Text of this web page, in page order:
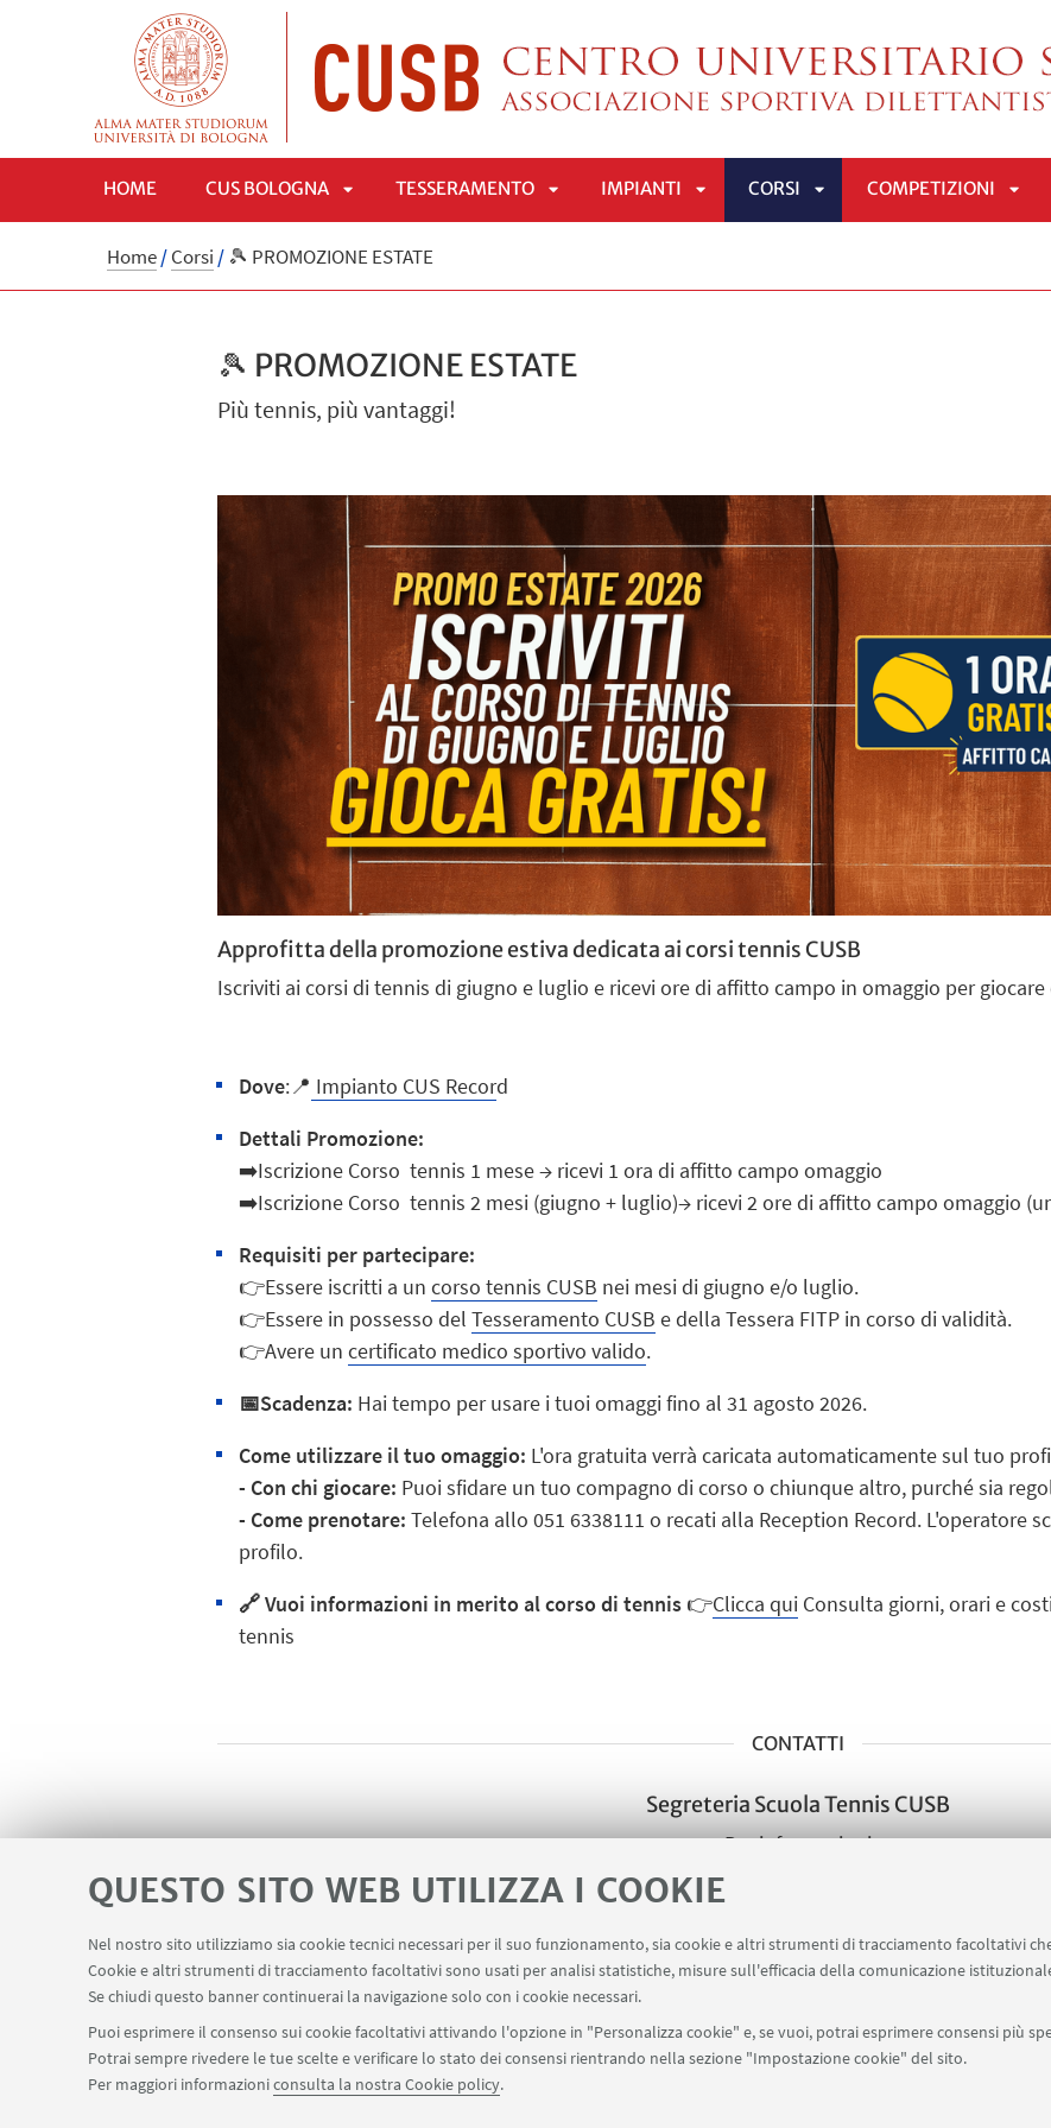
QUESTO SITO WEB UTILIZZA I COOKIE
Nel nostro sito utilizziamo sia cookie tecnici necessari per il suo funzionamento, sia cookie e altri strumenti di tracciamento facoltativi
Cookie e altri strumenti di tracciamento facoltativi sono usati per analisi statistiche, misure sull'efficacia della comunicazione
Se chiudi questo banner continuerai la navigazione solo con i cookie necessari.
Puoi esprimere il consenso sui cookie facoltativi attivando l'opzione in "Personalizza cookie" e, se vuoi, potrai esprimere consensi più
Potrai sempre rivedere le tue scelte e verificare lo stato dei consensi rientrando nella sezione "Impostazione cookie" del sito.
Per maggiori informazioniconsulta la nostra Cookie policy.
HOME CUS BOLOGNA
APRI
TESSERAMENTO IMPIANTI CORSI COMPETIZIONI
Home/Corsi / 🎾 PROMOZIONE ESTATE
🎾 PROMOZIONE ESTATE
Più tennis, più vantaggi!
Approfitta della promozione estiva dedicata ai corsi tennis CUSB
Iscriviti ai corsi di tennis di giugno e luglio e ricevi ore di affitto campo in omaggio per
Dove:📍 Impianto CUS Record
Dettali Promozione:
➡️Iscrizione Corso tennis 1 mese → ricevi 1 ora di affitto campo omaggio
➡️Iscrizione Corso tennis2 mesi (giugno + luglio)→ ricevi 2 ore di affitto campo omaggio
Requisiti per partecipare:
👉Essere iscritti a uncorso tennis CUSB nei mesi di giugno e/o luglio.
👉Essere in possesso delTesseramento CUSB e della Tessera FITP in corso di validità.
👉Avere uncertificato medico sportivo valido.
📅Scadenza: Hai tempo per usare i tuoi omaggi fino al 31 agosto 2026.
Come utilizzare il tuo omaggio: L'ora gratuita verrà caricata automaticamente sul tuo
- Con chi giocare: Puoi sfidare un tuo compagno di corso o chiunque altro, purché sia
- Come prenotare: Telefona allo 051 6338111 o recati alla Reception Record. L'operatore
profilo.
🔗 Vuoi informazioni in merito al corso di tennis 👉Clicca qui Consulta giorni, orari e
tennis
CONTATTI
Segreteria Scuola Tennis CUSB
Per informazioni